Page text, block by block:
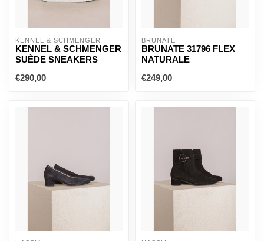
KENNEL & SCHMENGER
KENNEL & SCHMENGER
SUÈDE SNEAKERS
€290,00
BRUNATE
BRUNATE 31796 FLEX
NATURALE
€249,00